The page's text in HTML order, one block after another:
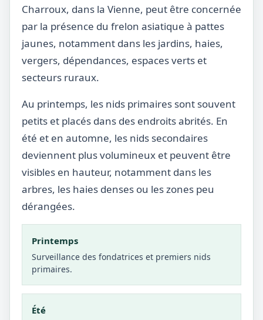
Charroux, dans la Vienne, peut être concernée
par la présence du frelon asiatique à pattes
jaunes, notamment dans les jardins, haies,
vergers, dépendances, espaces verts et
secteurs ruraux.
Au printemps, les nids primaires sont souvent
petits et placés dans des endroits abrités. En
été et en automne, les nids secondaires
deviennent plus volumineux et peuvent être
visibles en hauteur, notamment dans les
arbres, les haies denses ou les zones peu
dérangées.
Printemps
Surveillance des fondatrices et premiers nids
primaires.
Été